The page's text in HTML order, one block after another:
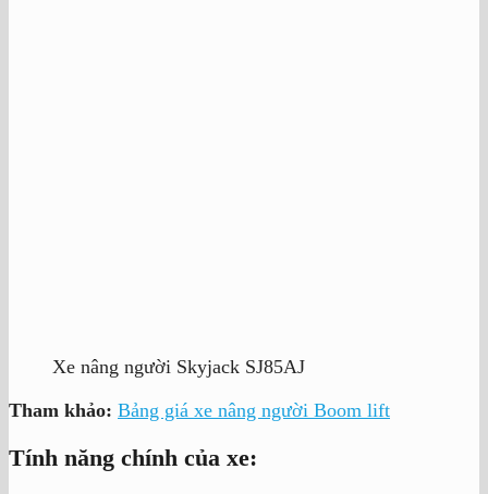
Xe nâng người Skyjack SJ85AJ
Tham khảo: Bảng giá xe nâng người Boom lift
Tính năng chính của xe: